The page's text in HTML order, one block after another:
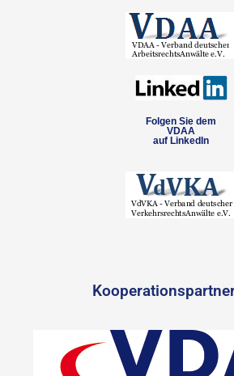
Folgen Sie dem
VDAA
auf LinkedIn